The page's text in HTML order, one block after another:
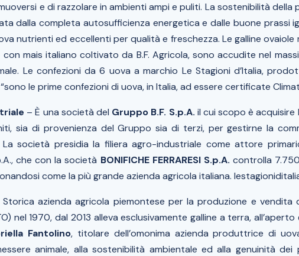
e di razzolare in ambienti ampi e puliti. La sostenibilità della
dalla completa autosufficienza energetica e dalle buone prassi
nutrienti ed eccellenti per qualità e freschezza. Le galline ovaiole
mais italiano coltivato da B.F. Agricola, sono accudite nel
Le confezioni da 6 uova a marchio Le Stagioni d’Italia,
“sono le prime confezioni di uova, in Italia, ad essere certificate
– È una società del Gruppo B.F. S.p.A. il cui scopo è acquisire
sia di provenienza del Gruppo sia di terzi, per gestirne la
La società presidia la filiera agro-industriale come attore
che con la società BONIFICHE FERRARESI S.p.A. controlla
come la più grande azienda agricola italiana.
azienda agricola piemontese per la produzione e vendita
nel 1970, dal 2013 alleva esclusivamente galline a terra,
Fantolino, titolare dell’omonima azienda produttrice di
animale, alla sostenibilità ambientale ed alla genuinità